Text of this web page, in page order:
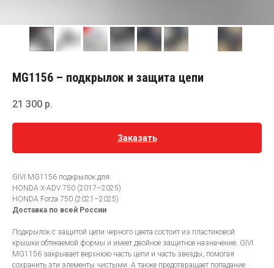
MG1156 – подкрылок и защита цепи
21 300 р.
Заказать
GIVI MG1156 подкрылок для:
HONDA X-ADV 750 (2017–2025)
HONDA Forza 750 (2021–2025)
Доставка по всей России
Подкрылок с защитой цепи черного цвета состоит из пластиковой
крышки обтекаемой формы и имеет двойное защитное назначение. GIVI
MG1156 закрывает верхнюю часть цепи и часть звезды, помогая
сохранить эти элементы чистыми. А также предотвращает попадание